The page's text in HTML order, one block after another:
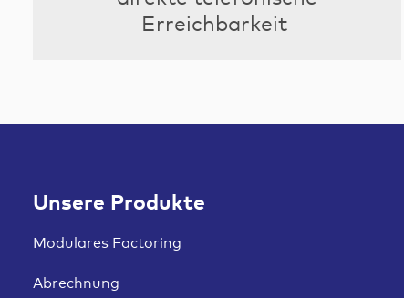
Erreichbarkeit
Unsere Produkte
Modulares Factoring
Abrechnung